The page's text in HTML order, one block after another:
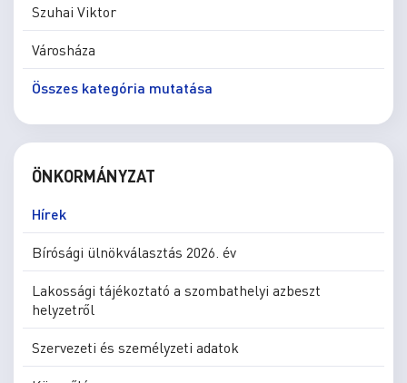
Szuhai Viktor
Városháza
Összes kategória mutatása
ÖNKORMÁNYZAT
Hírek
Bírósági ülnökválasztás 2026. év
Lakossági tájékoztató a szombathelyi azbeszt
helyzetről
Szervezeti és személyzeti adatok